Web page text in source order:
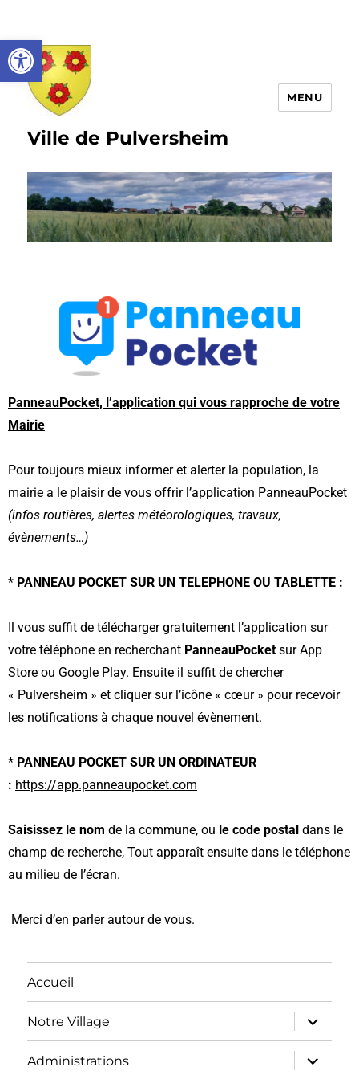
Ouvrir la barre d’outils
Ville de Pulversheim
MENU
PanneauPocket, l’application qui vous rapproche de votre
Mairie
Pour toujours mieux informer et alerter la population, la
mairie a le plaisir de vous offrir l’application PanneauPocket
(infos routières, alertes météorologiques, travaux,
évènements…)
* PANNEAU POCKET SUR UN TELEPHONE OU TABLETTE :
Il vous suffit de télécharger gratuitement l’application sur
votre téléphone en recherchant PanneauPocket sur App
Store ou Google Play. Ensuite il suffit de chercher
« Pulversheim » et cliquer sur l’icône « cœur » pour recevoir
les notifications à chaque nouvel évènement.
* PANNEAU POCKET SUR UN ORDINATEUR
: https://app.panneaupocket.com
Saisissez le nom de la commune, ou le code postal dans le
champ de recherche, Tout apparaît ensuite dans le téléphone
au milieu de l’écran.
Merci d’en parler autour de vous.
Accueil
Notre Village
Administrations